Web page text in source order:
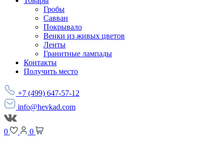
Гробы
Савван
Покрывало
Венки из живых цветов
Ленты
Гранитные лампады
Контакты
Получить место
+7 (499) 647-57-12
info@hevkad.com
0 0